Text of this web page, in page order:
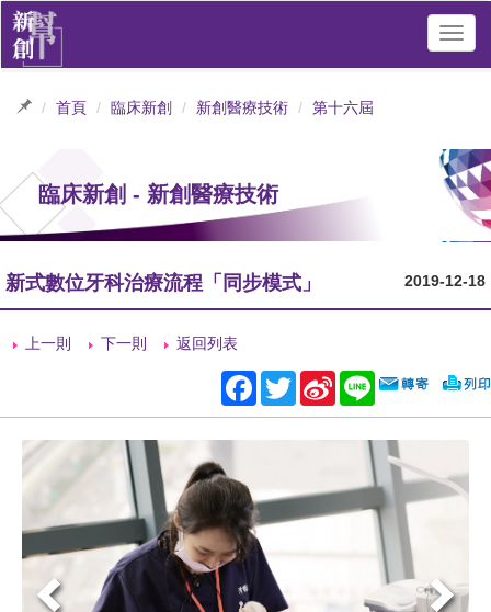
首頁 臨床新創 新創醫療技術 第十六屆
臨床新創 - 新創醫療技術
新式數位牙科治療流程「同步模式」 2019-12-18
上一則 下一則 返回列表
Facebook
TwitterSina
Weibo
Line